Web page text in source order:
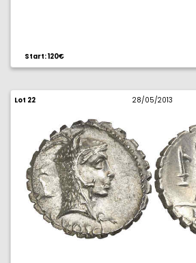
Start: 120€
Lot 22 28/05/2013